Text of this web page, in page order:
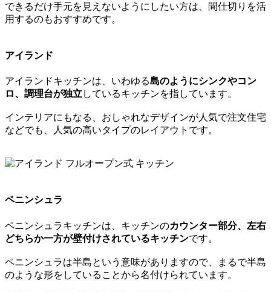
できるだけ手元を見えないようにしたい方は、間仕切りを活
用するのもおすすめです。
アイランド
アイランドキッチンは、いわゆる島のようにシンクやコン
ロ、調理台が独立 しているキッチンを指しています。
インテリアにもなる、おしゃれなデザインが人気で注文住宅
などでも、人気の高いタイプのレイアウトです。
ペニンシュラ
ペニンシュラキッチンは、キッチンのカウンター部分、左右
どちらか一方が壁付けされているキッチンです。
ペニンシュラは半島という意味がありますので、まるで半島
のような形をしていることから名付けられています。